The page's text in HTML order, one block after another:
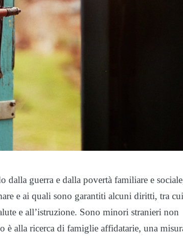
dalla guerra e dalla povertà familiare e
e ai quali sono garantiti alcuni diritti, tra cui
e all’istruzione. Sono minori stranieri non
è alla ricerca di famiglie affidatarie, una